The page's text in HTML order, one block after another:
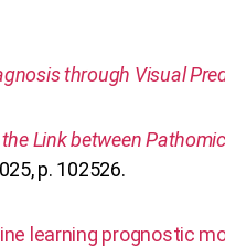
through Visual
Link between
p. 102526.
learning prognostic